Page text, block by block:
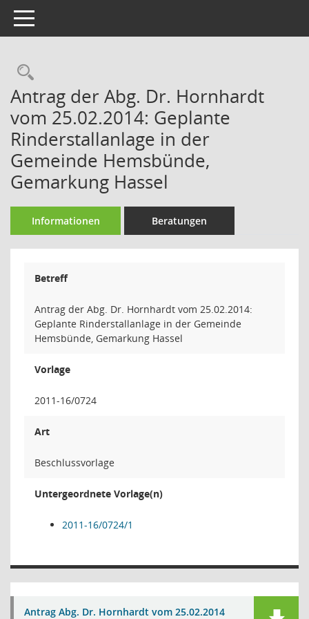
Toggle navigation
Rechercheauswahl
Antrag der Abg. Dr. Hornhardt
vom 25.02.2014: Geplante
Rinderstallanlage in der
Gemeinde Hemsbünde,
Gemarkung Hassel
Informationen Beratungen
Betreff
Antrag der Abg. Dr. Hornhardt vom 25.02.2014:
Geplante Rinderstallanlage in der Gemeinde
Hemsbünde, Gemarkung Hassel
Vorlage
2011-16/0724
Art
Beschlussvorlage
Untergeordnete Vorlage(n)
2011-16/0724/1
Antrag Abg. Dr. Hornhardt vom 25.02.2014